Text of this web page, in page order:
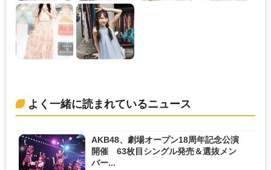
よく一緒に読まれているニュース
AKB48、劇場オープン18周年記念公演
開催 63枚目シングル発売＆選抜メン
バー...